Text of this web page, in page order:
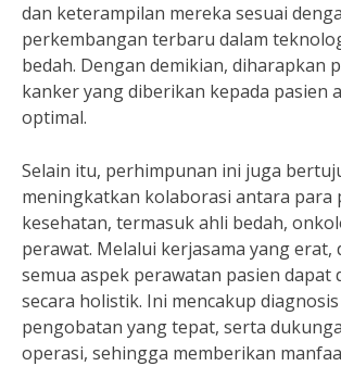
dan keterampilan mereka sesuai
perkembangan terbaru dalam
bedah. Dengan demikian, diharapkan
kanker yang diberikan kepada pasien
optimal.
Selain itu, perhimpunan ini juga
meningkatkan kolaborasi antara para
kesehatan, termasuk ahli bedah,
perawat. Melalui kerjasama yang erat,
semua aspek perawatan pasien dapat
secara holistik. Ini mencakup
pengobatan yang tepat, serta
operasi, sehingga memberikan